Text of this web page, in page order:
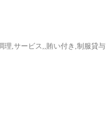
理,サービス,,賄い付き,制服貸与